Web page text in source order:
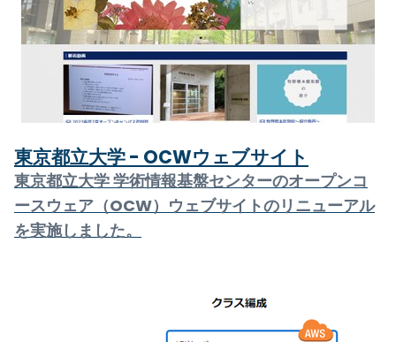
東京都立大学 - OCWウェブサイト
東京都立大学 学術情報基盤センターのオープンコ
ースウェア（OCW）ウェブサイトのリニューアル
を実施しました。